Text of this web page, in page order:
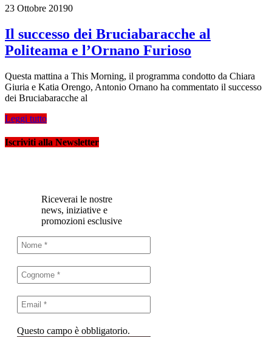
23 Ottobre 20190
Il successo dei Bruciabaracche al
Politeama e l’Ornano Furioso
Questa mattina a This Morning, il programma condotto da Chiara
Giuria e Katia Orengo, Antonio Ornano ha commentato il successo
dei Bruciabaracche al
Leggi tutto
Iscriviti alla Newsletter
Riceverai le nostre
news, iniziative e
promozioni esclusive
Questo campo è obbligatorio.